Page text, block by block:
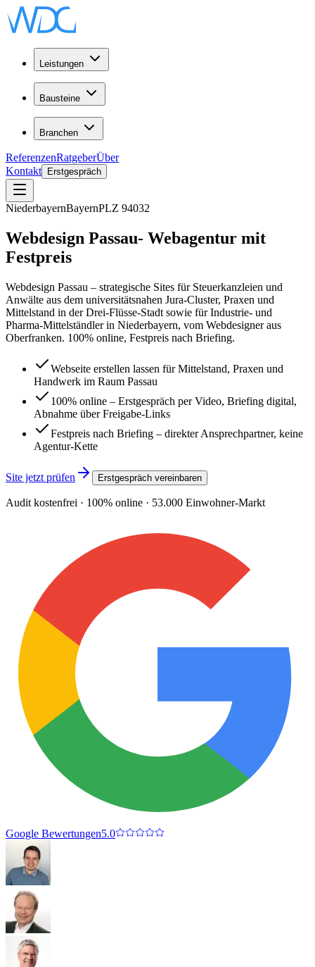
Leistungen
Bausteine
Branchen
ReferenzenRatgeberÜber
Kontakt
Erstgespräch
NiederbayernBayernPLZ 94032
Webdesign Passau- Webagentur mit
Festpreis
Webdesign Passau – strategische Sites für Steuerkanzleien und
Anwälte aus dem universitätsnahen Jura-Cluster, Praxen und
Mittelstand in der Drei-Flüsse-Stadt sowie für Industrie- und
Pharma-Mittelständler in Niederbayern, vom Webdesigner aus
Oberfranken. 100% online, Festpreis nach Briefing.
Webseite erstellen lassen für Mittelstand, Praxen und
Handwerk im Raum Passau
100% online – Erstgespräch per Video, Briefing digital,
Abnahme über Freigabe-Links
Festpreis nach Briefing – direkter Ansprechpartner, keine
Agentur-Kette
Site jetzt prüfen Erstgespräch vereinbaren
Audit kostenfrei · 100% online · 53.000 Einwohner-Markt
Google Bewertungen5.0